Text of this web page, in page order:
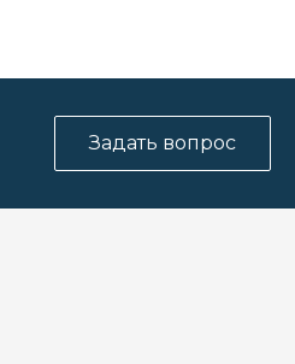
Задать вопрос